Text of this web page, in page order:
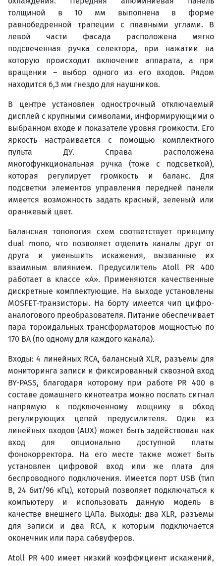
толщиной в 10 мм выполнена в форме
равнобедренной трапеции с плавными углами. В
левой части фасада расположена мягко
подсвеченная ручка селектора, при нажатии на
которую происходит включение аппарата, а при
вращении – выбор одного из его входов. Рядом
находится 6,3 мм гнездо для наушников.
В центре установлен однострочный отключаемый
дисплей с крупными символами, информирующими о
выбранном входе и показателе уровня громкости. Его
яркость настраивается с помощью комплектного
пульта ДУ. Справа расположена
многофункциональная ручка (тоже с подсветкой),
которая регулирует громкость и баланс. Для
подсветки элементов управления передней панели
имеется возможность задать красный, зеленый или
оранжевый цвет.
Балансная топология схем соответствует принципу
dual mono, что позволяет отделить каналы друг от
друга и уменьшить искажения, вызванные их
взаимным влиянием. Предусилитель Atoll PR 400
работает в классе «A». Применяются качественные
дискретные комплектующие. На выходе установлены
MOSFET-транзисторы. На борту имеется чип цифро-
аналогового преобразователя. Питание обеспечивает
пара тороидальных трансформаторов мощностью по
170 ВА (по одному для каждого канала).
Входы: 4 линейных RCA, балансный XLR, разъемы для
мониторинга записи и фиксированный сквозной вход
BY-PASS, благодаря которому при работе PR 400 в
составе домашнего кинотеатра можно послать сигнал
напрямую к подключенному мощнику в обход
регулирующих цепей предусилителя. Один из
линейных входов (AUX) может быть задействован как
вход для опционально доступной платы
фонокорректора. На его месте также может быть
установлен цифровой вход или же плата для
беспроводного подключения. Имеется порт USB (тип
B, 24 бит/96 кГц), который позволяет подключаться к
компьютеру и использовать данную модель в
качестве внешнего ЦАПа. Выходы: два XLR, разъемы
для записи и два RCA, к которым подключается
оконечник или пара сабвуферов.
Atoll PR 400 имеет низкий коэффициент искажений,